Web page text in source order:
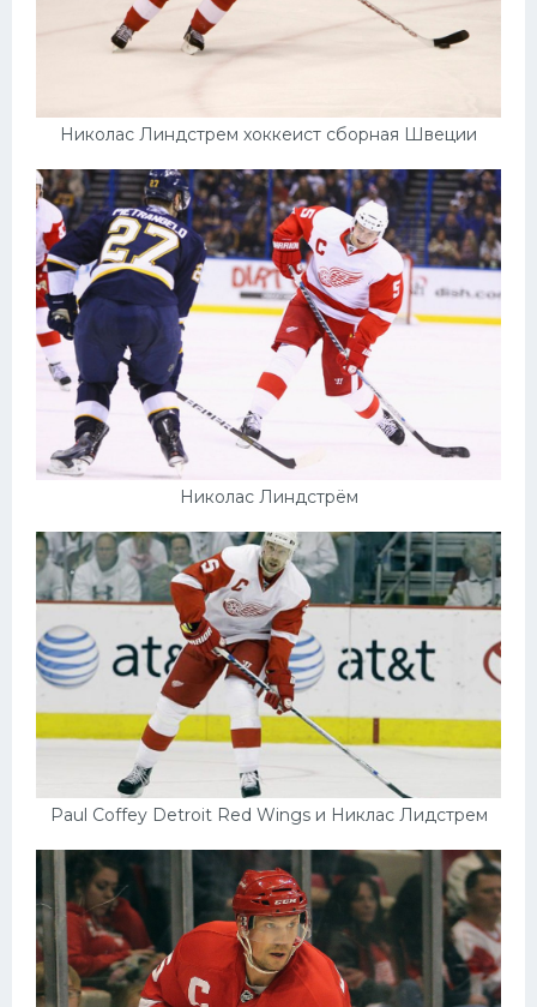
Николас Линдстрем хоккеист сборная Швеции
Николас Линдстрём
Paul Coffey Detroit Red Wings и Никлас Лидстрем